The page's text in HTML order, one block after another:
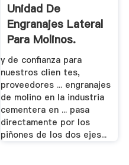
Unidad De
Engranajes Lateral
Para Molinos.
y de confianza para
nuestros clien tes,
proveedores ... engranajes
de molino en la industria
cementera en ... pasa
directamente por los
piñones de los dos ejes...